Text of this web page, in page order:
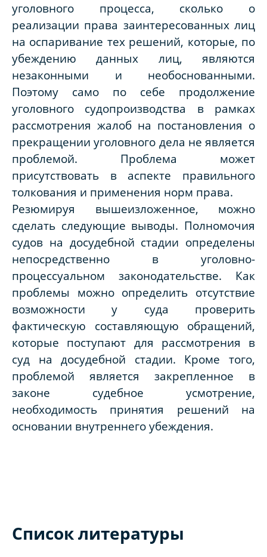
уголовного процесса, сколько о
реализации права заинтересованных лиц
на оспаривание тех решений, которые, по
убеждению данных лиц, являются
незаконными и необоснованными.
Поэтому само по себе продолжение
уголовного судопроизводства в рамках
рассмотрения жалоб на постановления о
прекращении уголовного дела не является
проблемой. Проблема может
присутствовать в аспекте правильного
толкования и применения норм права.
Резюмируя вышеизложенное, можно
сделать следующие выводы. Полномочия
судов на досудебной стадии определены
непосредственно в уголовно-
процессуальном законодательстве. Как
проблемы можно определить отсутствие
возможности у суда проверить
фактическую составляющую обращений,
которые поступают для рассмотрения в
суд на досудебной стадии. Кроме того,
проблемой является закрепленное в
законе судебное усмотрение,
необходимость принятия решений на
основании внутреннего убеждения.
Список литературы